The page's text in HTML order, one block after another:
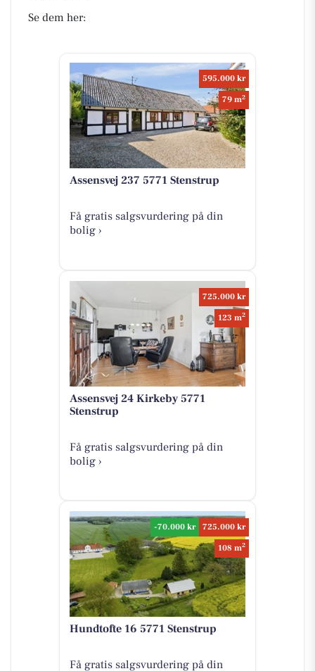
Se dem her:
595.000 kr
79 m2
Assensvej 237 5771 Stenstrup
Få gratis salgsvurdering på din
bolig ›
725.000 kr
123 m2
Assensvej 24 Kirkeby 5771
Stenstrup
Få gratis salgsvurdering på din
bolig ›
-70.000 kr
725.000 kr
108 m2
Hundtofte 16 5771 Stenstrup
Få gratis salgsvurdering på din